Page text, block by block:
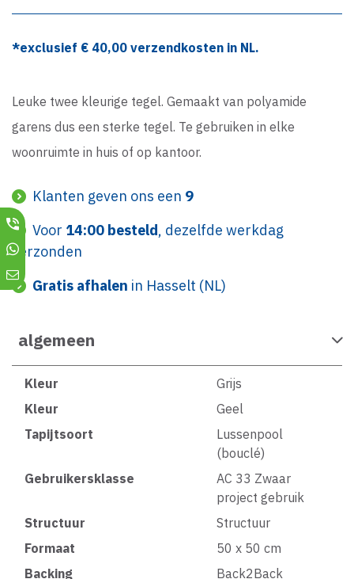
*exclusief € 40,00 verzendkosten in NL.
Leuke twee kleurige tegel. Gemaakt van polyamide
garens dus een sterke tegel. Te gebruiken in elke
woonruimte in huis of op kantoor.
Klanten geven ons een 9
Voor 14:00 besteld, dezelfde werkdag
verzonden
Gratis afhalen in Hasselt (NL)
algemeen
Kleur
Grijs
Kleur
Geel
Tapijtsoort
Lussenpool
(bouclé)
Gebruikersklasse
AC 33 Zwaar
project gebruik
Structuur
Structuur
Formaat
50 x 50 cm
Backing
Back2Back